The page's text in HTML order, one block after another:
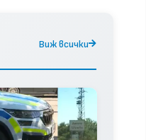
Виж всички